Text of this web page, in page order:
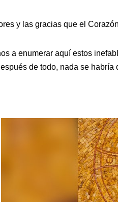
y las gracias que el
a enumerar aquí estos
de todo, nada se habría